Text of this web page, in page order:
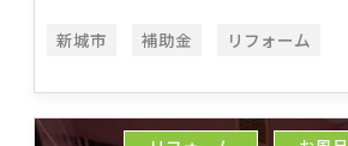
新城市 補助金 リフォーム